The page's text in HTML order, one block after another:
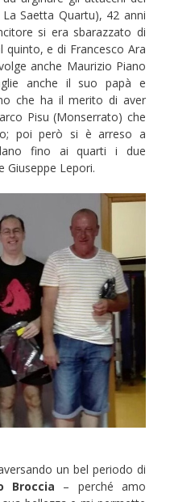
Saetta Quartu), 42 anni
si era sbarazzato di
e di Francesco Ara
anche Maurizio Piano
anche il suo papà e
che ha il merito di aver
Pisu (Monserrato) che
poi però si è arreso a
fino ai quarti i due
Giuseppe Lepori.
un bel periodo di
Broccia – perché amo